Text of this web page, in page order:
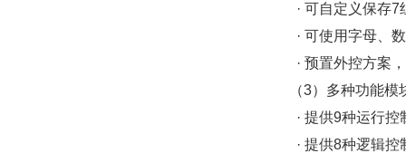
· 可自定义保存
· 可使用字母、
· 预置外控方案
（3）多种功能
· 提供9种运行
· 提供8种逻辑